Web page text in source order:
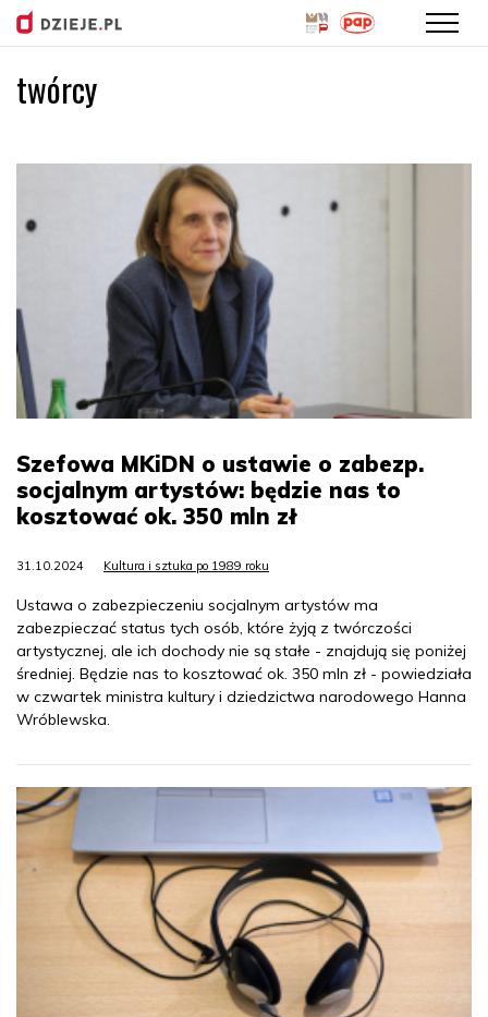
twórcy
Szefowa MKiDN o ustawie o zabezp.
socjalnym artystów: będzie nas to
kosztować ok. 350 mln zł
31.10.2024 Kultura i sztuka po 1989 roku
Ustawa o zabezpieczeniu socjalnym artystów ma
zabezpieczać status tych osób, które żyją z twórczości
artystycznej, ale ich dochody nie są stałe - znajdują się poniżej
średniej. Będzie nas to kosztować ok. 350 mln zł - powiedziała
w czwartek ministra kultury i dziedzictwa narodowego Hanna
Wróblewska.